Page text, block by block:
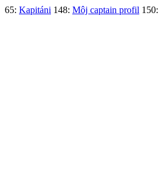
65: Kapitáni 148: Môj captain profil 150: